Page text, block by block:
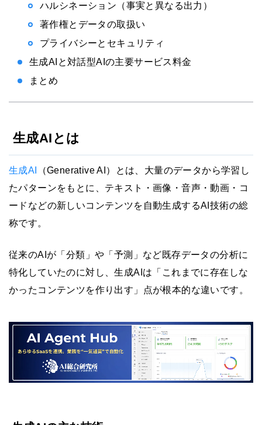
ハルシネーション（事実と異なる出力）
著作権とデータの取扱い
プライバシーとセキュリティ
生成AIと対話型AIの主要サービス料金
まとめ
生成AIとは
生成AI
（Generative AI）とは、大量のデータから学習し
たパターンをもとに、テキスト・画像・音声・動画・コ
ードなどの新しいコンテンツを自動生成するAI技術の総
称です。
従来のAIが「分類」や「予測」など既存データの分析に
特化していたのに対し、生成AIは「これまでに存在しな
かったコンテンツを作り出す」点が根本的な違いです。